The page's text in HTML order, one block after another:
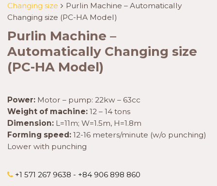
Changing size
Purlin Machine – Automatically
Changing size (PC-HA Model)
Purlin Machine –
Automatically Changing size
(PC-HA Model)
Power: Motor – pump: 22kw – 63cc
Weight of machine: 12 – 14 tons
Dimension: L=11m; W=1.5m, H=1.8m
Forming speed: 12-16 meters/minute (w/o punching)
Lower with punching
+1 571 267 9638 - +84 906 898 860